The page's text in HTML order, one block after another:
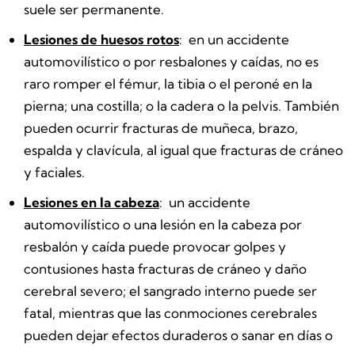
suele ser permanente.
Lesiones de huesos rotos: en un accidente
automovilístico o por resbalones y caídas, no es
raro romper el fémur, la tibia o el peroné en la
pierna; una costilla; o la cadera o la pelvis. También
pueden ocurrir fracturas de muñeca, brazo,
espalda y clavícula, al igual que fracturas de cráneo
y faciales.
Lesiones en la cabeza: un accidente
automovilístico o una lesión en la cabeza por
resbalón y caída puede provocar golpes y
contusiones hasta fracturas de cráneo y daño
cerebral severo; el sangrado interno puede ser
fatal, mientras que las conmociones cerebrales
pueden dejar efectos duraderos o sanar en días o